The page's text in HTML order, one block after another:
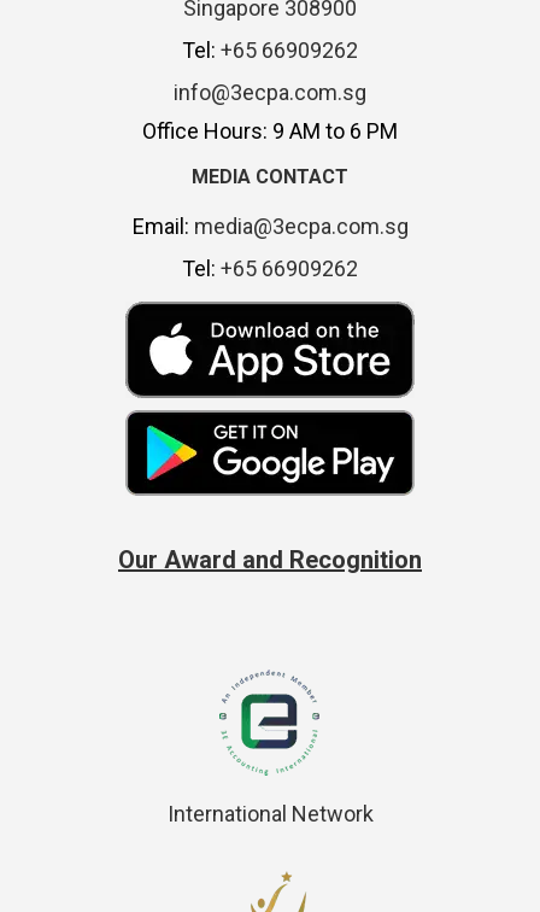
Singapore 308900
Tel: +65 66909262
info@3ecpa.com.sg
Office Hours: 9 AM to 6 PM
MEDIA CONTACT
Email: media@3ecpa.com.sg
Tel: +65 66909262
Our Award and Recognition
International Network